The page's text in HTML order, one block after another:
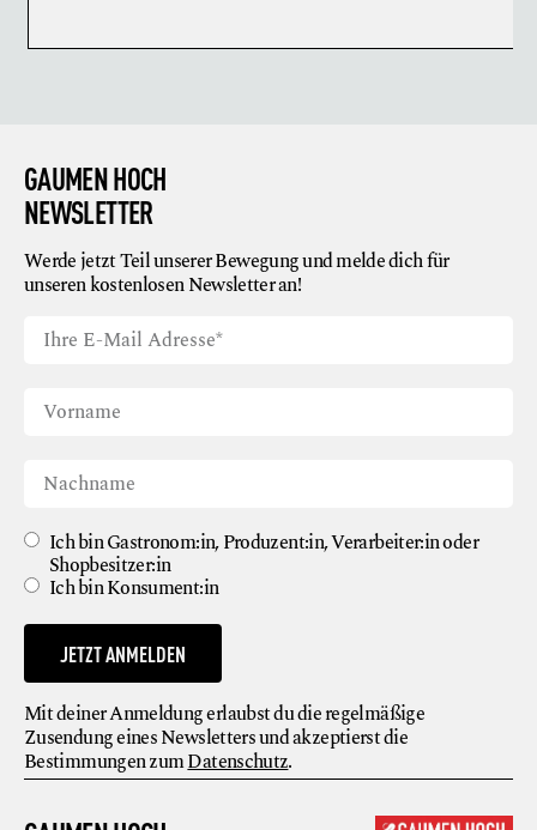
GAUMEN HOCH
NEWSLETTER
Werde jetzt Teil unserer Bewegung und melde dich für
unseren kostenlosen Newsletter an!
Ich bin Gastronom:in, Produzent:in, Verarbeiter:in oder
Shopbesitzer:in
Ich bin Konsument:in
JETZT ANMELDEN
Mit deiner Anmeldung erlaubst du die regelmäßige
Zusendung eines Newsletters und akzeptierst die
Bestimmungen zumDatenschutz.